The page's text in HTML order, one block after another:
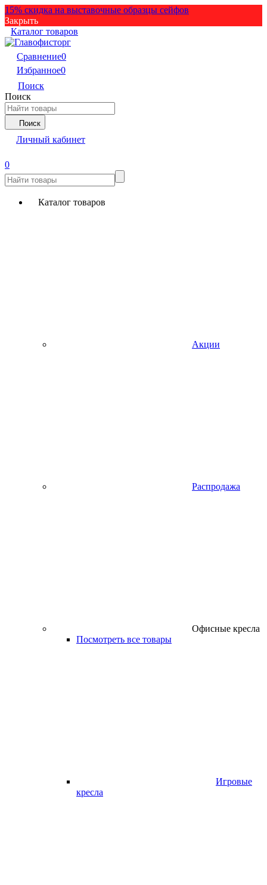
15% скидка на выставочные образцы сейфов
Закрыть
Каталог товаров
Сравнение0
Избранное0
Поиск
Поиск
Поиск
Личный кабинет
0
Каталог товаров
Акции
Распродажа
Офисные кресла
Посмотреть все товары
Игровые
кресла